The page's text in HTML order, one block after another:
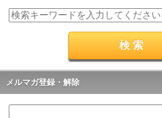
メルマガ登録・解除